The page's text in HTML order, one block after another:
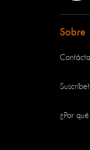
Sobre
¿Por